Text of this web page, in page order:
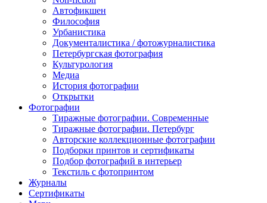
Автофикшен
Философия
Урбанистика
Документалистика / фотожурналистика
Петербургская фотография
Культурология
Медиа
История фотографии
Открытки
Фотографии
Тиражные фотографии. Современные
Тиражные фотографии. Петербург
Авторские коллекционные фотографии
Подборки принтов и сертификаты
Подбор фотографий в интерьер
Текстиль с фотопринтом
Журналы
Сертификаты